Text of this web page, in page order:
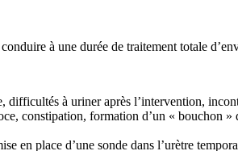
à une durée de traitement totale
à uriner après l’intervention,
constipation, formation d’un « bouchon »
en place d’une sonde dans l’urètre